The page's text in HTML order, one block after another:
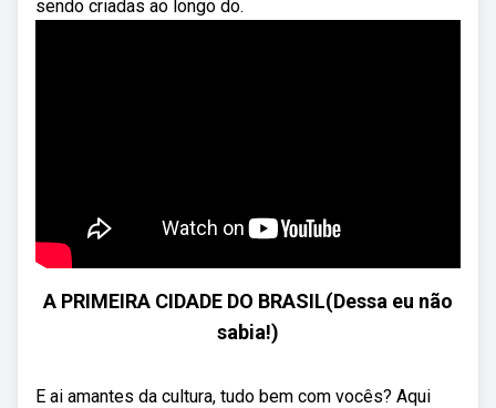
sendo criadas ao longo do.
A PRIMEIRA CIDADE DO BRASIL(Dessa eu não
sabia!)
E ai amantes da cultura, tudo bem com vocês? Aqui